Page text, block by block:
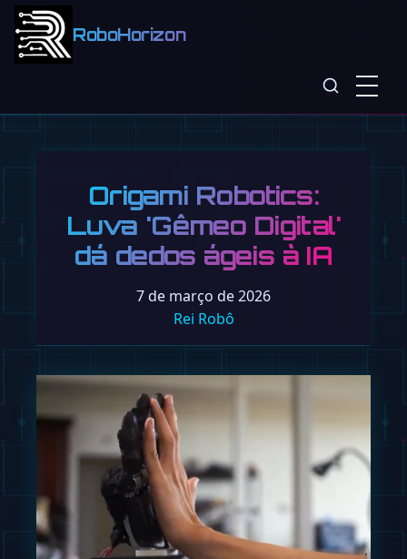
RoboHorizon
Origami Robotics:
Luva 'Gêmeo Digital'
dá dedos ágeis à IA
7 de março de 2026
Rei Robô